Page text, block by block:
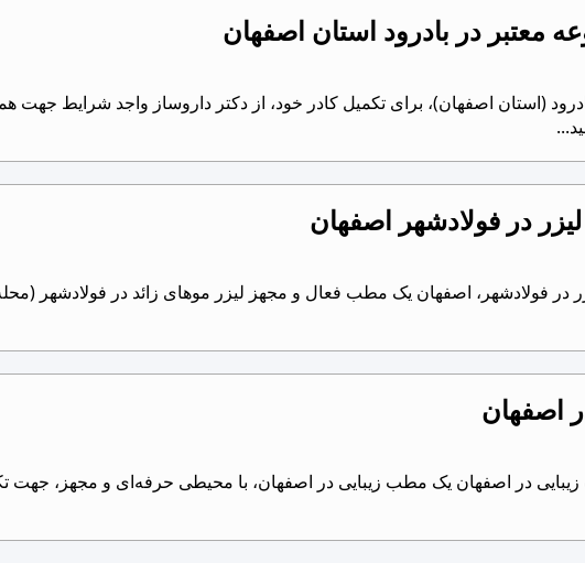
معتبر در بادرود استان اصفهان
(استان اصفهان)، برای تکمیل کادر خود، از دکتر داروساز واجد شرایط جهت
در فولادشهر اصفهان
اصفهان
در اصفهان یک مطب زیبایی در اصفهان، با محیطی حرفه‌ای و مجهز، جهت